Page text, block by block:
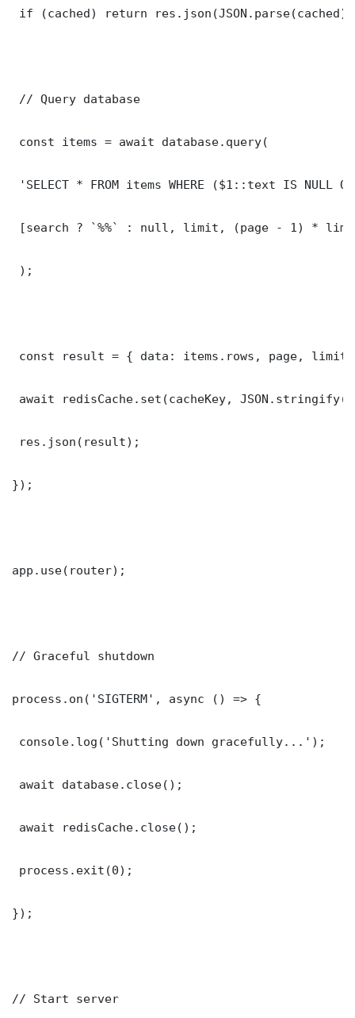
if (cached) return
// Query database
const items = await database.query(
'SELECT * FROM items WHERE ($1::text IS NULL
[search ? `%%` : null, limit, (page - 1) *
);
const result = { data: items.rows, page,
await redisCache.set(cacheKey,
res.json(result);
});
app.use(router);
// Graceful shutdown
process.on('SIGTERM', async () => {
console.log('Shutting down gracefully...');
await database.close();
await redisCache.close();
process.exit(0);
});
// Start server